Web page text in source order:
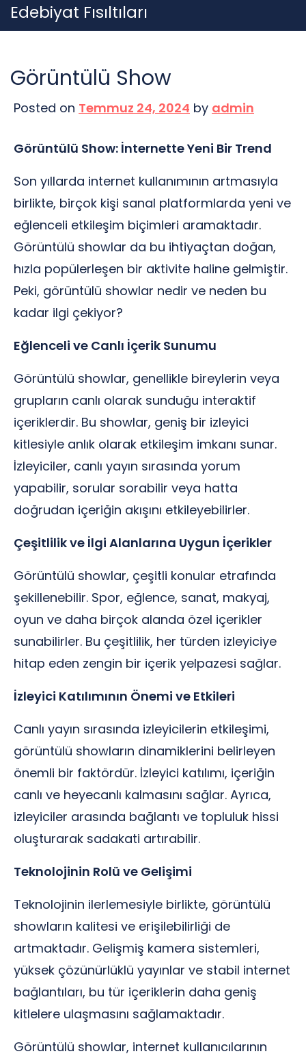
Skip
to
Edebiyat Fısıltıları
Görüntülü Show
Posted on Temmuz 24, 2024 by admin
Görüntülü Show: İnternette Yeni Bir Trend
Son yıllarda internet kullanımının artmasıyla
birlikte, birçok kişi sanal platformlarda yeni ve
eğlenceli etkileşim biçimleri aramaktadır.
Görüntülü showlar da bu ihtiyaçtan doğan,
hızla popülerleşen bir aktivite haline gelmiştir.
Peki, görüntülü showlar nedir ve neden bu
kadar ilgi çekiyor?
Eğlenceli ve Canlı İçerik Sunumu
Görüntülü showlar, genellikle bireylerin veya
grupların canlı olarak sunduğu interaktif
içeriklerdir. Bu showlar, geniş bir izleyici
kitlesiyle anlık olarak etkileşim imkanı sunar.
İzleyiciler, canlı yayın sırasında yorum
yapabilir, sorular sorabilir veya hatta
doğrudan içeriğin akışını etkileyebilirler.
Çeşitlilik ve İlgi Alanlarına Uygun İçerikler
Görüntülü showlar, çeşitli konular etrafında
şekillenebilir. Spor, eğlence, sanat, makyaj,
oyun ve daha birçok alanda özel içerikler
sunabilirler. Bu çeşitlilik, her türden izleyiciye
hitap eden zengin bir içerik yelpazesi sağlar.
İzleyici Katılımının Önemi ve Etkileri
Canlı yayın sırasında izleyicilerin etkileşimi,
görüntülü showların dinamiklerini belirleyen
önemli bir faktördür. İzleyici katılımı, içeriğin
canlı ve heyecanlı kalmasını sağlar. Ayrıca,
izleyiciler arasında bağlantı ve topluluk hissi
oluşturarak sadakati artırabilir.
Teknolojinin Rolü ve Gelişimi
Teknolojinin ilerlemesiyle birlikte, görüntülü
showların kalitesi ve erişilebilirliği de
artmaktadır. Gelişmiş kamera sistemleri,
yüksek çözünürlüklü yayınlar ve stabil internet
bağlantıları, bu tür içeriklerin daha geniş
kitlelere ulaşmasını sağlamaktadır.
Görüntülü showlar, internet kullanıcılarının